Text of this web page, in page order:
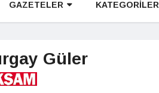
GAZETELER KATEGORİLER
Güler